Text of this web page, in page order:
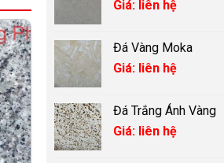
Giá: liên hệ
Đá Vàng Moka
Giá: liên hệ
Đá Trắng Ánh Vàng
Giá: liên hệ